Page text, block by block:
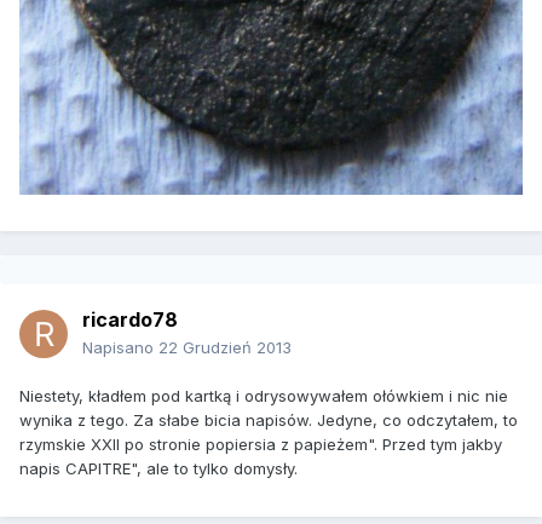
ricardo78
Napisano 22 Grudzień 2013
Niestety, kładłem pod kartką i odrysowywałem ołówkiem i nic nie
wynika z tego. Za słabe bicia napisów. Jedyne, co odczytałem, to
rzymskie XXII po stronie popiersia z papieżem". Przed tym jakby
napis CAPITRE", ale to tylko domysły.